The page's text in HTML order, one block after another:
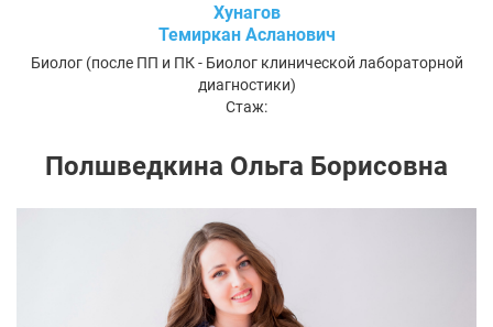
Хунагов
Темиркан Асланович
Биолог (после ПП и ПК - Биолог клинической лабораторной
диагностики)
Стаж:
Полшведкина Ольга Борисовна